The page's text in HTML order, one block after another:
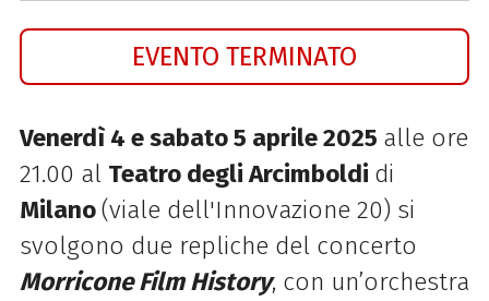
EVENTO TERMINATO
Venerdì 4 e sabato 5 aprile 2025 alle ore
21.00 al Teatro degli Arcimboldi di
Milano(viale dell'Innovazione 20) si
svolgono due repliche del concerto
Morricone Film History, con un’orchestra